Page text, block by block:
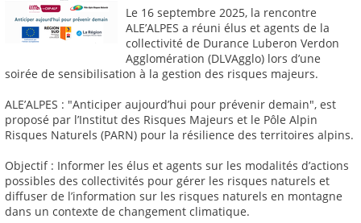
Le 16 septembre 2025, la rencontre
ALE’ALPES a réuni élus et agents de la
collectivité de Durance Luberon Verdon
Agglomération (DLVAgglo) lors d’une
soirée de sensibilisation à la gestion des risques majeurs.
ALE’ALPES : "Anticiper aujourd’hui pour prévenir demain", est
proposé par l’Institut des Risques Majeurs et le Pôle Alpin
Risques Naturels (PARN) pour la résilience des territoires alpins.
Objectif : Informer les élus et agents sur les modalités d’actions
possibles des collectivités pour gérer les risques naturels et
diffuser de l’information sur les risques naturels en montagne
dans un contexte de changement climatique.